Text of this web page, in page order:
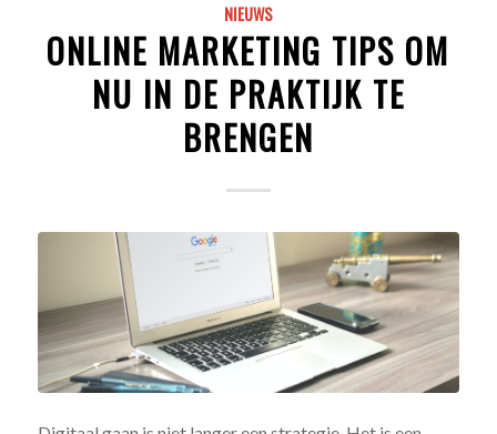
NIEUWS
ONLINE MARKETING TIPS OM
NU IN DE PRAKTIJK TE
BRENGEN